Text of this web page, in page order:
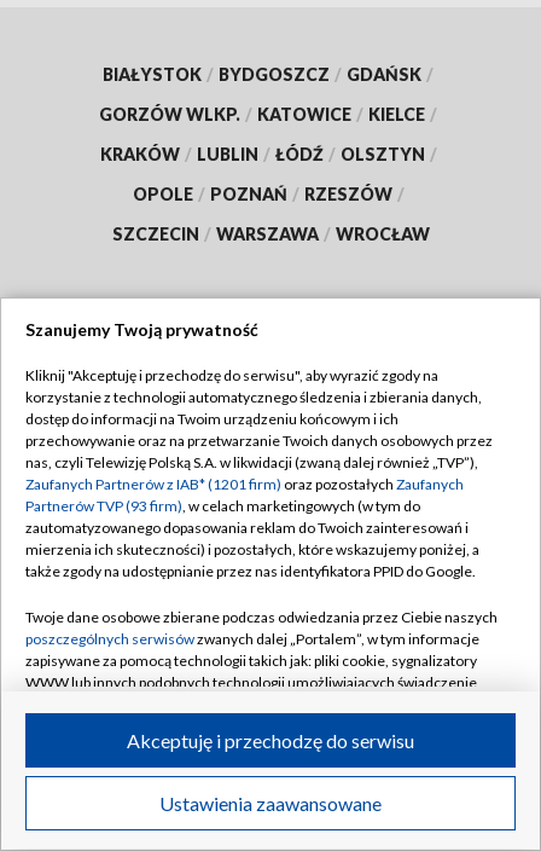
BIAŁYSTOK / BYDGOSZCZ / GDAŃSK /
GORZÓW WLKP. / KATOWICE / KIELCE /
KRAKÓW / LUBLIN / ŁÓDŹ / OLSZTYN /
OPOLE / POZNAŃ / RZESZÓW /
SZCZECIN / WARSZAWA / WROCŁAW
TVP
Abonament TVP
Emisja w TVP
Centrum informacji TVP
Naziemna Telewizja Cyfrowa
Rada Programowa
System NOS
Informacje o nadawcy
Program dla prasy
Ogłoszenie przetargowe
Regulamin TVP
Polityka prywatności
Moje zgody
Pomoc
Kontakt
Kanały
©2026 Telewizja Polska S.A. w likwidacji
Szanujemy Twoją prywatność
Kliknij "Akceptuję i przechodzę do serwisu", aby wyrazić zgody na
korzystanie z technologii automatycznego śledzenia i zbierania danych,
dostęp do informacji na Twoim urządzeniu końcowym i ich
przechowywanie oraz na przetwarzanie Twoich danych osobowych przez
nas, czyli Telewizję Polską S.A. w likwidacji (zwaną dalej również „TVP”),
Zaufanych Partnerów z IAB* (1201 firm) oraz pozostałych Zaufanych
Partnerów TVP (93 firm), w celach marketingowych (w tym do
zautomatyzowanego dopasowania reklam do Twoich zainteresowań i
mierzenia ich skuteczności) i pozostałych, które wskazujemy poniżej, a
także zgody na udostępnianie przez nas identyfikatora PPID do Google.
Twoje dane osobowe zbierane podczas odwiedzania przez Ciebie naszych
poszczególnych serwisówzwanych dalej „Portalem”, w tym informacje
zapisywane za pomocą technologii takich jak: pliki cookie, sygnalizatory
WWW lub innych podobnych technologii umożliwiających świadczenie
ruchu w Internecie.
Twoje dane osobowe zbierane podczas odwiedzania przez Ciebie
poszczególnych serwisówna Portalu, takie jak adresy IP, identyfikatory
Ustawienia zaawansowane
Akceptuję i przechodzę do serwisu